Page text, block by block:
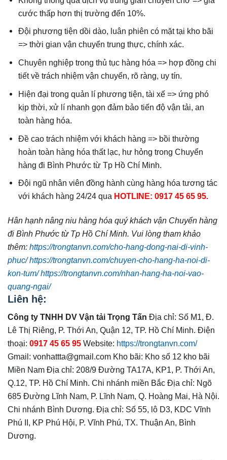
cước thấp hơn thị trường đến 10%.
Đội phương tiện dồi dào, luân phiên có mặt tại kho bãi
=> thời gian vận chuyển trung thực, chính xác.
Chuyên nghiệp trong thủ tục hàng hóa => hợp đồng chi
tiết về trách nhiệm vận chuyển, rõ ràng, uy tín.
Hiện đại trong quản lí phương tiện, tài xế => ứng phó
kịp thời, xử lí nhanh gọn đảm bảo tiến độ vận tải, an
toàn hàng hóa.
Đề cao trách nhiệm với khách hàng => bồi thường
hoàn toàn hàng hóa thất lạc, hư hỏng trong Chuyển
hàng đi Bình Phước từ Tp Hồ Chí Minh.
Đội ngũ nhân viên đồng hành cùng hàng hóa tương tác
với khách hàng 24/24 qua HOTLINE: 0917 45 65 95.
Hân hạnh nâng niu hàng hóa quý khách vận Chuyển hàng
đi Bình Phước từ Tp Hồ Chí Minh. Vui lòng tham khảo
thêm: https://trongtanvn.com/cho-hang-dong-nai-di-vinh-
phuc/ https://trongtanvn.com/chuyen-cho-hang-ha-noi-di-
kon-tum/ https://trongtanvn.com/nhan-hang-ha-noi-vao-
quang-ngai/
Liên hệ:
Công ty TNHH DV Vận tải Trọng Tấn Địa chỉ: Số M1, Đ.
Lê Thị Riêng, P. Thới An, Quận 12, TP. Hồ Chí Minh. Điện
thoại: 0917 45 65 95 Website: https://trongtanvn.com/
Gmail: vonhattta@gmail.com Kho bãi: Kho số 12 kho bãi
Miền Nam Địa chỉ: 208/9 Đường TA17A, KP1, P. Thới An,
Q.12, TP. Hồ Chí Minh. Chi nhánh miền Bắc Địa chỉ: Ngõ
685 Đường Lĩnh Nam, P. Lĩnh Nam, Q. Hoàng Mai, Hà Nội.
Chi nhánh Bình Dương. Địa chỉ: Số 55, lô D3, KDC Vĩnh
Phú II, KP Phú Hội, P. Vĩnh Phú, TX. Thuận An, Bình
Dương.